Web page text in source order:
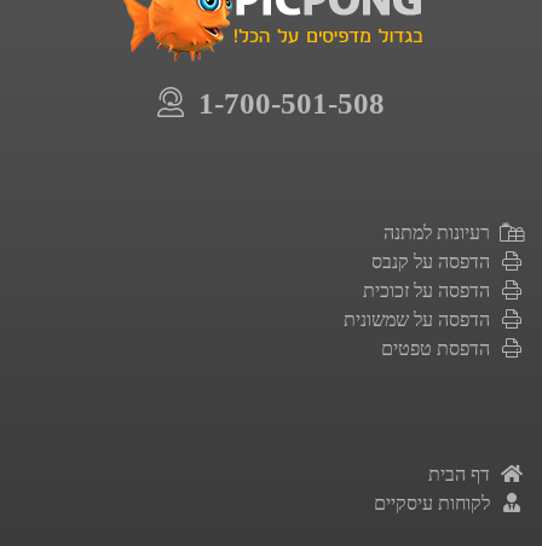
1-700-501-508
רעיונות למתנה
הדפסה על קנבס
הדפסה על זכוכית
הדפסה על שמשונית
הדפסת טפטים
דף הבית
לקוחות עיסקיים